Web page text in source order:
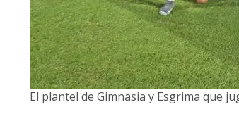
El plantel de Gimnasia y Esgrima que